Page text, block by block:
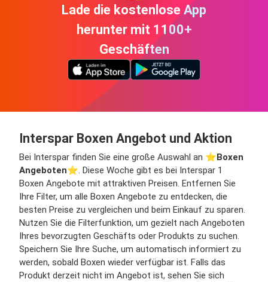
Lade die kostenlose App
herunter mit 1100+
Geschäften
Interspar Boxen Angebot und Aktion
Bei Interspar finden Sie eine große Auswahl an ⭐️Boxen
Angeboten⭐️. Diese Woche gibt es bei Interspar 1
Boxen Angebote mit attraktiven Preisen. Entfernen Sie
Ihre Filter, um alle Boxen Angebote zu entdecken, die
besten Preise zu vergleichen und beim Einkauf zu sparen.
Nutzen Sie die Filterfunktion, um gezielt nach Angeboten
Ihres bevorzugten Geschäfts oder Produkts zu suchen.
Speichern Sie Ihre Suche, um automatisch informiert zu
werden, sobald Boxen wieder verfügbar ist. Falls das
Produkt derzeit nicht im Angebot ist, sehen Sie sich